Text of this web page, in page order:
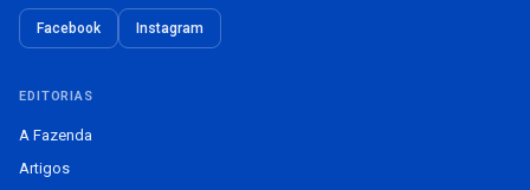
Facebook Instagram
EDITORIAS
A Fazenda
Artigos